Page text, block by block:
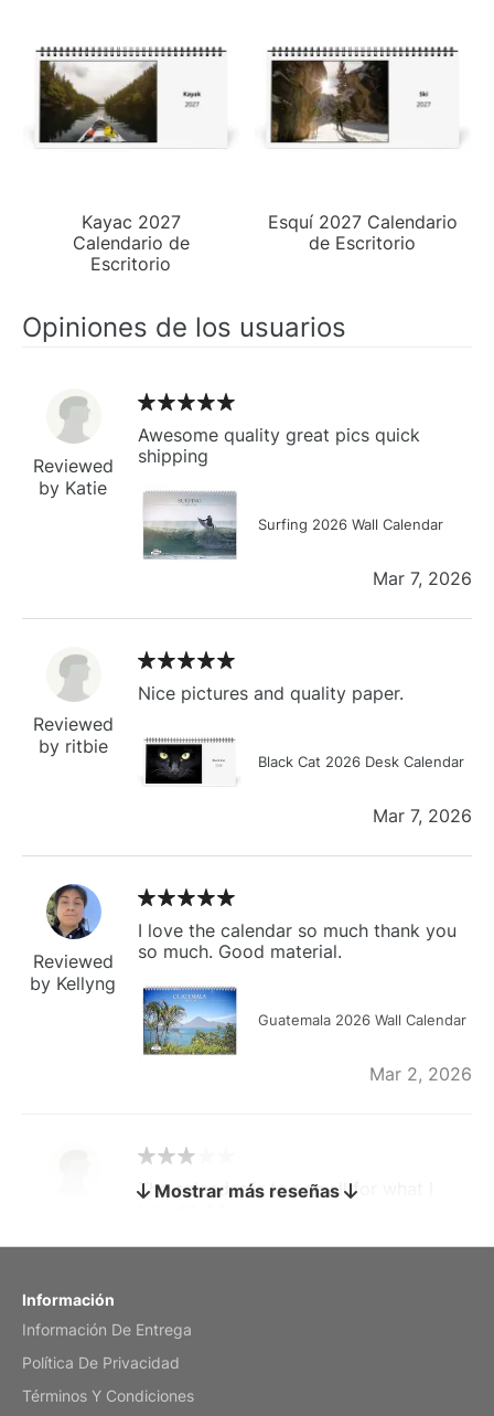
Kayac 2027
Calendario de
Escritorio
Esquí 2027 Calendario
de Escritorio
Opiniones de los usuarios
Reviewed
by Katie
Awesome quality great pics quick
shipping
Surfing 2026 Wall Calendar
Mar 7, 2026
Reviewed
by ritbie
Nice pictures and quality paper.
Black Cat 2026 Desk Calendar
Mar 7, 2026
Reviewed
by Kellyng
I love the calendar so much thank you
so much. Good material.
Guatemala 2026 Wall Calendar
Mar 2, 2026
by charles
The calendar is too small for what I
Mostrar más reseñas
Información
Información De Entrega
Política De Privacidad
Términos Y Condiciones